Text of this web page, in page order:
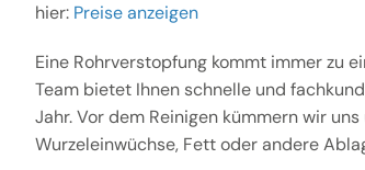
hier: Preise anzeigen
Eine Rohrverstopfung kommt immer zu
Team bietet Ihnen schnelle und
Jahr. Vor dem Reinigen kümmern wir
Wurzeleinwüchse, Fett oder andere